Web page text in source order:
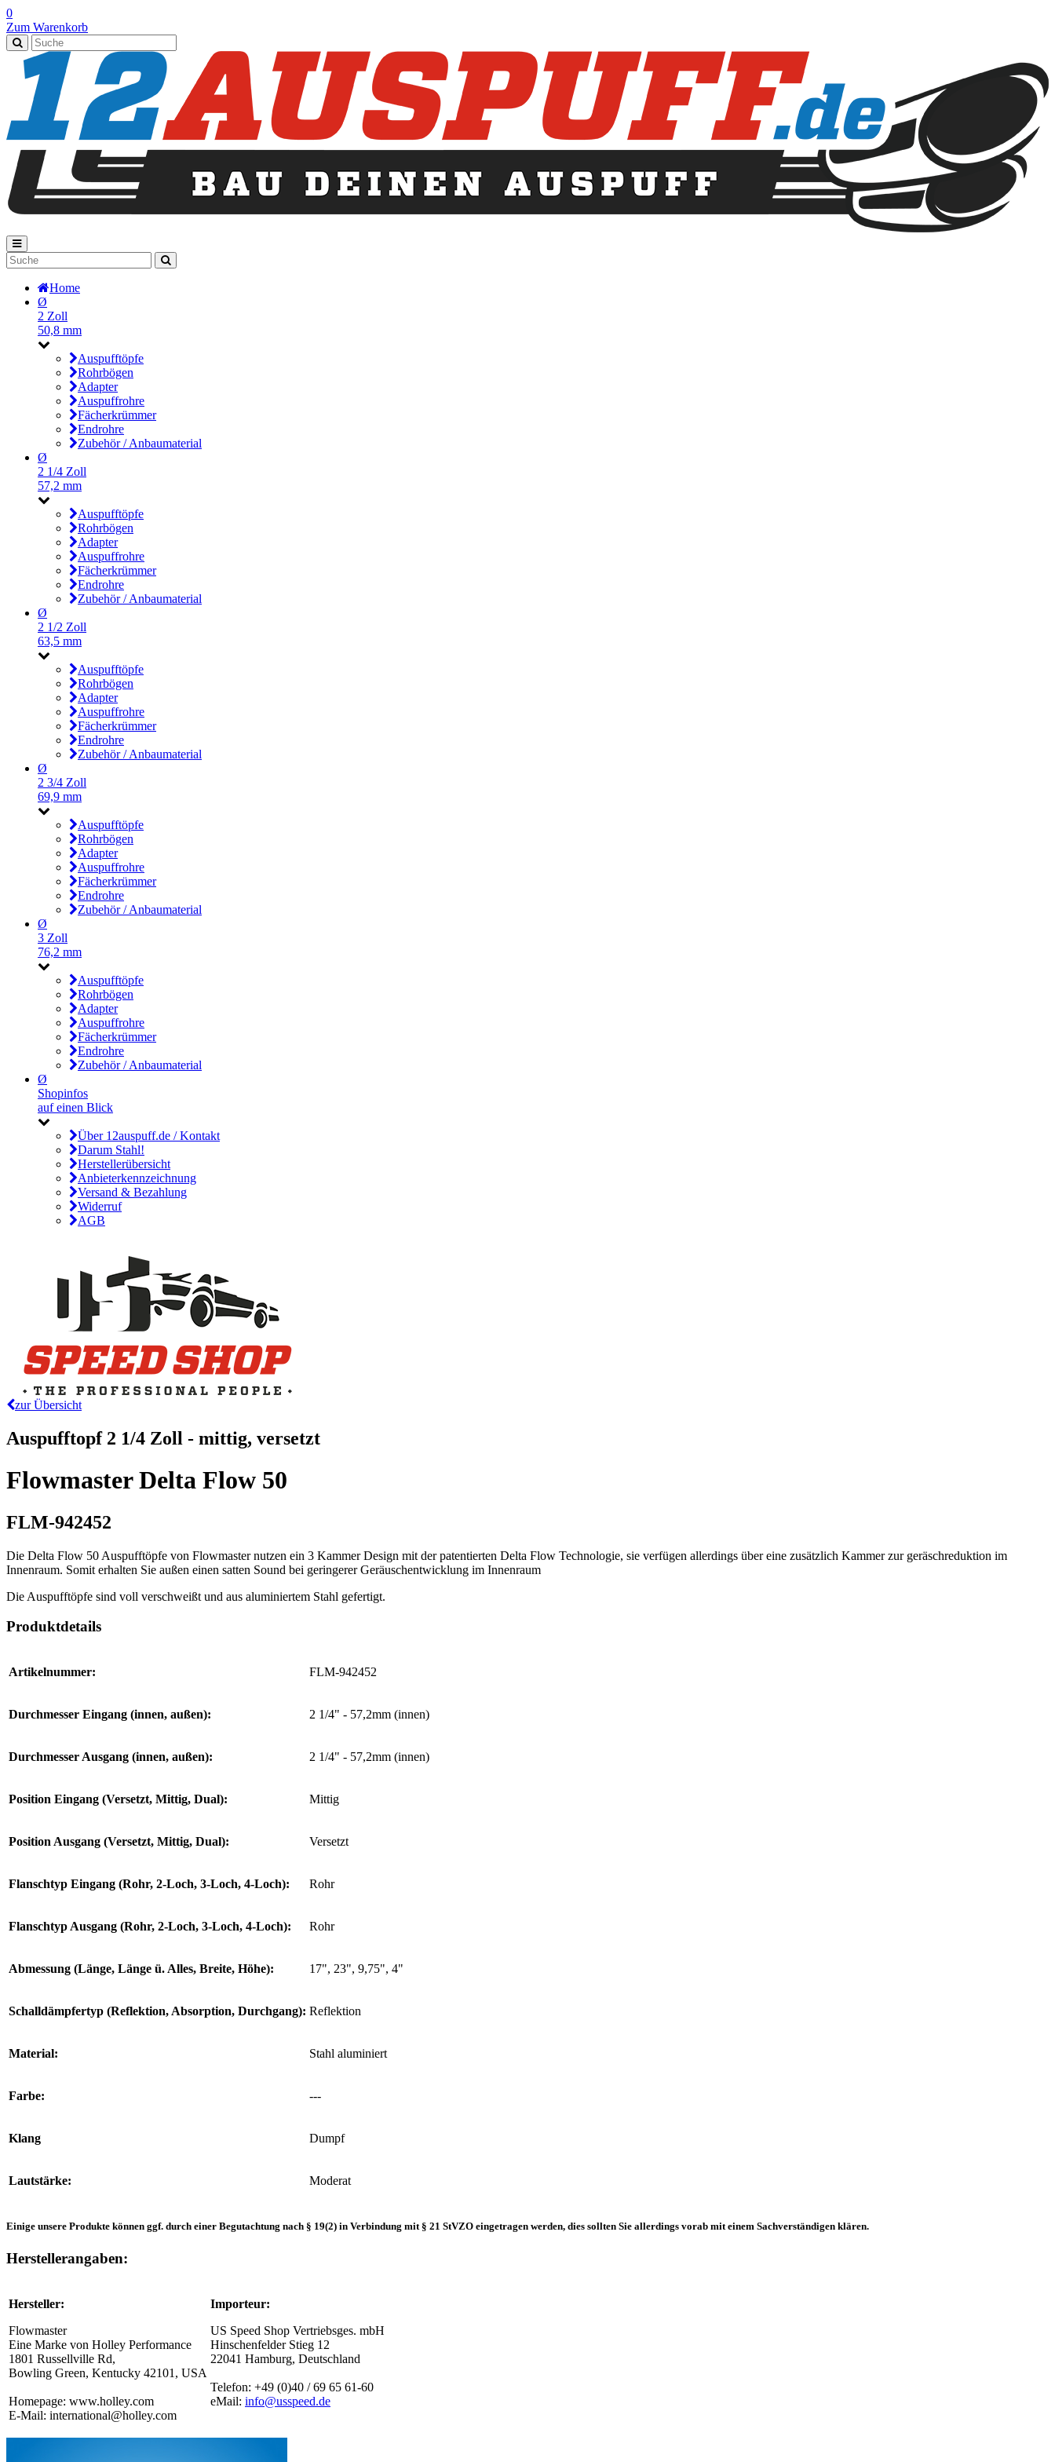
0
Zum Warenkorb
Home
Ø
2 Zoll
50,8 mm
Auspufftöpfe
Rohrbögen
Adapter
Auspuffrohre
Fächerkrümmer
Endrohre
Zubehör / Anbaumaterial
Ø
2 1/4 Zoll
57,2 mm
Auspufftöpfe
Rohrbögen
Adapter
Auspuffrohre
Fächerkrümmer
Endrohre
Zubehör / Anbaumaterial
Ø
2 1/2 Zoll
63,5 mm
Auspufftöpfe
Rohrbögen
Adapter
Auspuffrohre
Fächerkrümmer
Endrohre
Zubehör / Anbaumaterial
Ø
2 3/4 Zoll
69,9 mm
Auspufftöpfe
Rohrbögen
Adapter
Auspuffrohre
Fächerkrümmer
Endrohre
Zubehör / Anbaumaterial
Ø
3 Zoll
76,2 mm
Auspufftöpfe
Rohrbögen
Adapter
Auspuffrohre
Fächerkrümmer
Endrohre
Zubehör / Anbaumaterial
Ø
Shopinfos
auf einen Blick
Über 12auspuff.de / Kontakt
Darum Stahl!
Herstellerübersicht
Anbieterkennzeichnung
Versand & Bezahlung
Widerruf
AGB
zur Übersicht
Auspufftopf 2 1/4 Zoll - mittig, versetzt
Flowmaster Delta Flow 50
FLM-942452
Die Delta Flow 50 Auspufftöpfe von Flowmaster nutzen ein 3 Kammer Design mit der patentierten Delta Flow Technologie, sie verfügen allerdings über eine zusätzlich Kammer zur geräschreduktion im
Innenraum. Somit erhalten Sie außen einen satten Sound bei geringerer Geräuschentwicklung im Innenraum
Die Auspufftöpfe sind voll verschweißt und aus aluminiertem Stahl gefertigt.
Produktdetails
Artikelnummer: FLM-942452
Durchmesser Eingang (innen, außen): 2 1/4" - 57,2mm (innen)
Durchmesser Ausgang (innen, außen): 2 1/4" - 57,2mm (innen)
Position Eingang (Versetzt, Mittig, Dual): Mittig
Position Ausgang (Versetzt, Mittig, Dual): Versetzt
Flanschtyp Eingang (Rohr, 2-Loch, 3-Loch, 4-Loch): Rohr
Flanschtyp Ausgang (Rohr, 2-Loch, 3-Loch, 4-Loch): Rohr
Abmessung (Länge, Länge ü. Alles, Breite, Höhe): 17", 23", 9,75", 4"
Schalldämpfertyp (Reflektion, Absorption, Durchgang): Reflektion
Material: Stahl aluminiert
Farbe: ---
Klang Dumpf
Lautstärke: Moderat
Einige unsere Produkte können ggf. durch einer Begutachtung nach § 19(2) in Verbindung mit § 21 StVZO eingetragen werden, dies sollten Sie allerdings vorab mit einem Sachverständigen klären.
Herstellerangaben:
Hersteller:
Flowmaster
Eine Marke von Holley Performance
1801 Russellville Rd,
Bowling Green, Kentucky 42101, USA
Homepage: www.holley.com
E-Mail: international@holley.com
Importeur:
US Speed Shop Vertriebsges. mbH
Hinschenfelder Stieg 12
22041 Hamburg, Deutschland
Telefon: +49 (0)40 / 69 65 61-60
eMail: info@usspeed.de